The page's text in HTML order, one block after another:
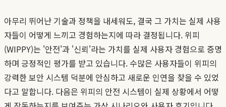
아무리 뛰어난 기술과 정책을 내세워도, 결국 그 가치는 실제 사용
자들이 어떻게 느끼고 경험하는지에 따라 결정됩니다. 위피
(WIPPY)는 '안전'과 '신뢰'라는 가치를 실제 사용자 경험으로 증명
하며 긍정적인 평가를 받고 있습니다. 수많은 사용자들이 위피의
강력한 보안 시스템 덕분에 안심하고 새로운 인연을 찾을 수 있었
다고 말합니다. 다음은 위피의 안전 시스템이 실제 상황에서 어떻